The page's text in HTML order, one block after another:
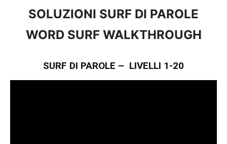
SOLUZIONI SURF DI PAROLE
WORD SURF WALKTHROUGH
SURF DI PAROLE – LIVELLI 1-20